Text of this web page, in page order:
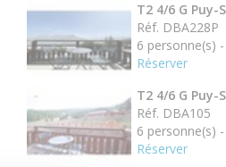
T2 4/6 G
Réf. DBA228P
6 personne(s)
Réserver
T2 4/6 G
Réf. DBA105
6 personne(s)
Réserver